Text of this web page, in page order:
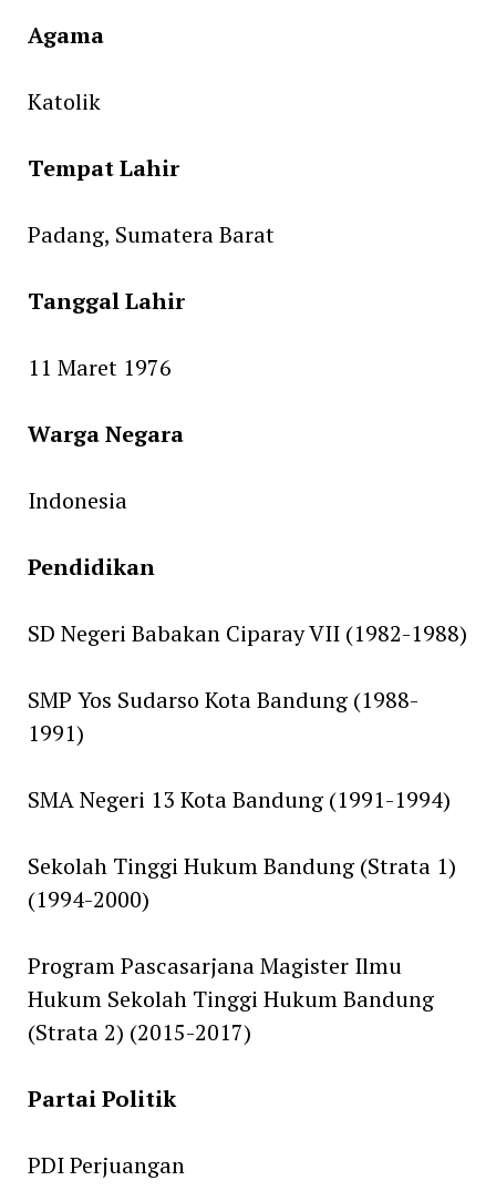
Agama
Katolik
Tempat Lahir
Padang, Sumatera Barat
Tanggal Lahir
11 Maret 1976
Warga Negara
Indonesia
Pendidikan
SD Negeri Babakan Ciparay VII (1982-1988)
SMP Yos Sudarso Kota Bandung (1988-
1991)
SMA Negeri 13 Kota Bandung (1991-1994)
Sekolah Tinggi Hukum Bandung (Strata 1)
(1994-2000)
Program Pascasarjana Magister Ilmu
Hukum Sekolah Tinggi Hukum Bandung
(Strata 2) (2015-2017)
Partai Politik
PDI Perjuangan